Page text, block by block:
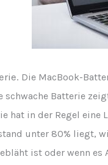
Die MacBook-
Batterie
hat in der Regel eine
unter 80% liegt,
ist oder wenn es